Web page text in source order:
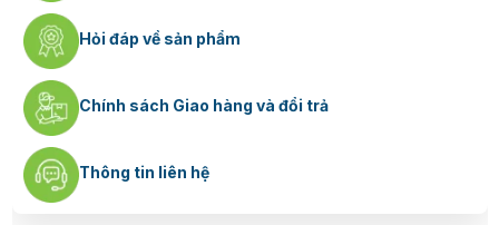
Hỏi đáp về sản phẩm
Chính sách Giao hàng và đổi trả
Thông tin liên hệ